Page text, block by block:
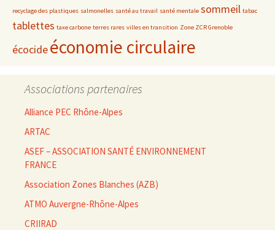
recyclage des plastiques salmonelles santé au travail santé mentale sommeil tabac
tablettes taxe carbone terres rares villes en transition Zone ZCR Grenoble
écocideéconomie circulaire
Associations partenaires
Alliance PEC Rhône-Alpes
ARTAC
ASEF – ASSOCIATION SANTÉ ENVIRONNEMENT
FRANCE
Association Zones Blanches (AZB)
ATMO Auvergne-Rhône-Alpes
CRIIRAD